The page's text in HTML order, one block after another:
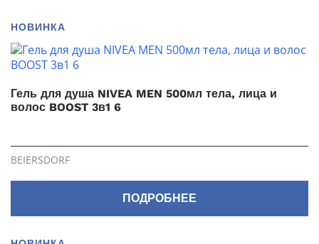
НОВИНКА
Гель для душа NIVEA MEN 500мл тела, лица и
волос BOOST 3в1 6
BEIERSDORF
ПОДРОБНЕЕ